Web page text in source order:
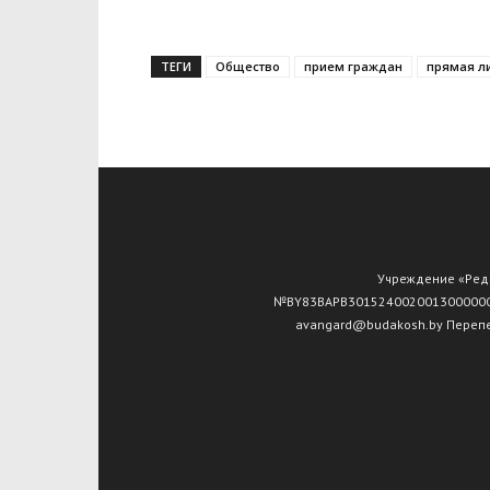
ТЕГИ Общество прием граждан прямая
Учреждение
avangard@budakosh.by